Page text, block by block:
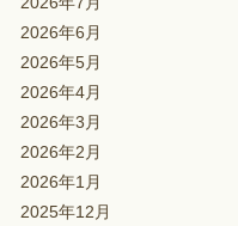
2026年6月
2026年5月
2026年4月
2026年3月
2026年2月
2026年1月
2025年12月